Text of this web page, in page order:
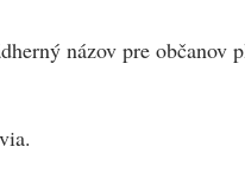
názov pre občanov